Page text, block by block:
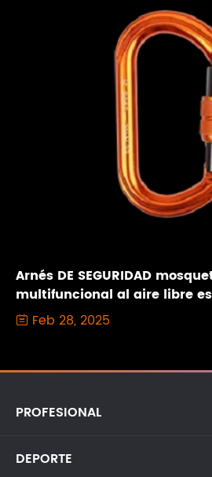
Arnés DE SEGURIDAD
multifuncional al aire libre
 Feb 28, 2025
PROFESIONAL
DEPORTE